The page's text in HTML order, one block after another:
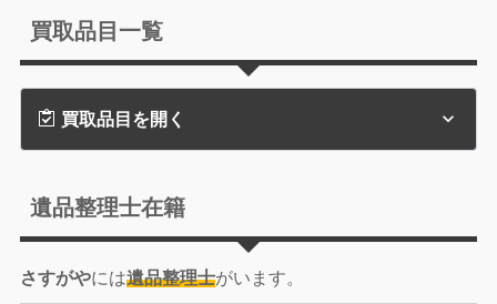
買取品目一覧
買取品目を開く
遺品整理士在籍
さすがやには遺品整理士がいます。